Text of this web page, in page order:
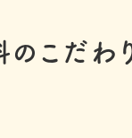
こだわ